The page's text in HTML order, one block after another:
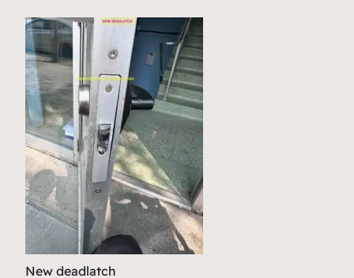
New deadlatch